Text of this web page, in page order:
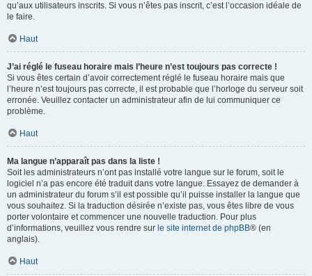
qu’aux utilisateurs inscrits. Si vous n’êtes pas inscrit, c’est l’occasion idéale de
le faire.
Haut
J’ai réglé le fuseau horaire mais l’heure n’est toujours pas correcte !
Si vous êtes certain d’avoir correctement réglé le fuseau horaire mais que
l’heure n’est toujours pas correcte, il est probable que l’horloge du serveur soit
erronée. Veuillez contacter un administrateur afin de lui communiquer ce
problème.
Haut
Ma langue n’apparaît pas dans la liste !
Soit les administrateurs n’ont pas installé votre langue sur le forum, soit le
logiciel n’a pas encore été traduit dans votre langue. Essayez de demander à
un administrateur du forum s’il est possible qu’il puisse installer la langue que
vous souhaitez. Si la traduction désirée n’existe pas, vous êtes libre de vous
porter volontaire et commencer une nouvelle traduction. Pour plus
d’informations, veuillez vous rendre sur le site internet de phpBB® (en
anglais).
Haut